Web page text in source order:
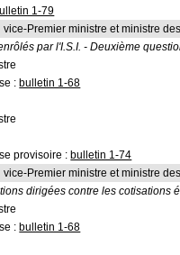
1-79
vice-Premier ministre et ministre
par l'I.S.I. - Deuxième
: bulletin 1-68
provisoire : bulletin 1-74
vice-Premier ministre et ministre
dirigées contre les cotisations
: bulletin 1-68